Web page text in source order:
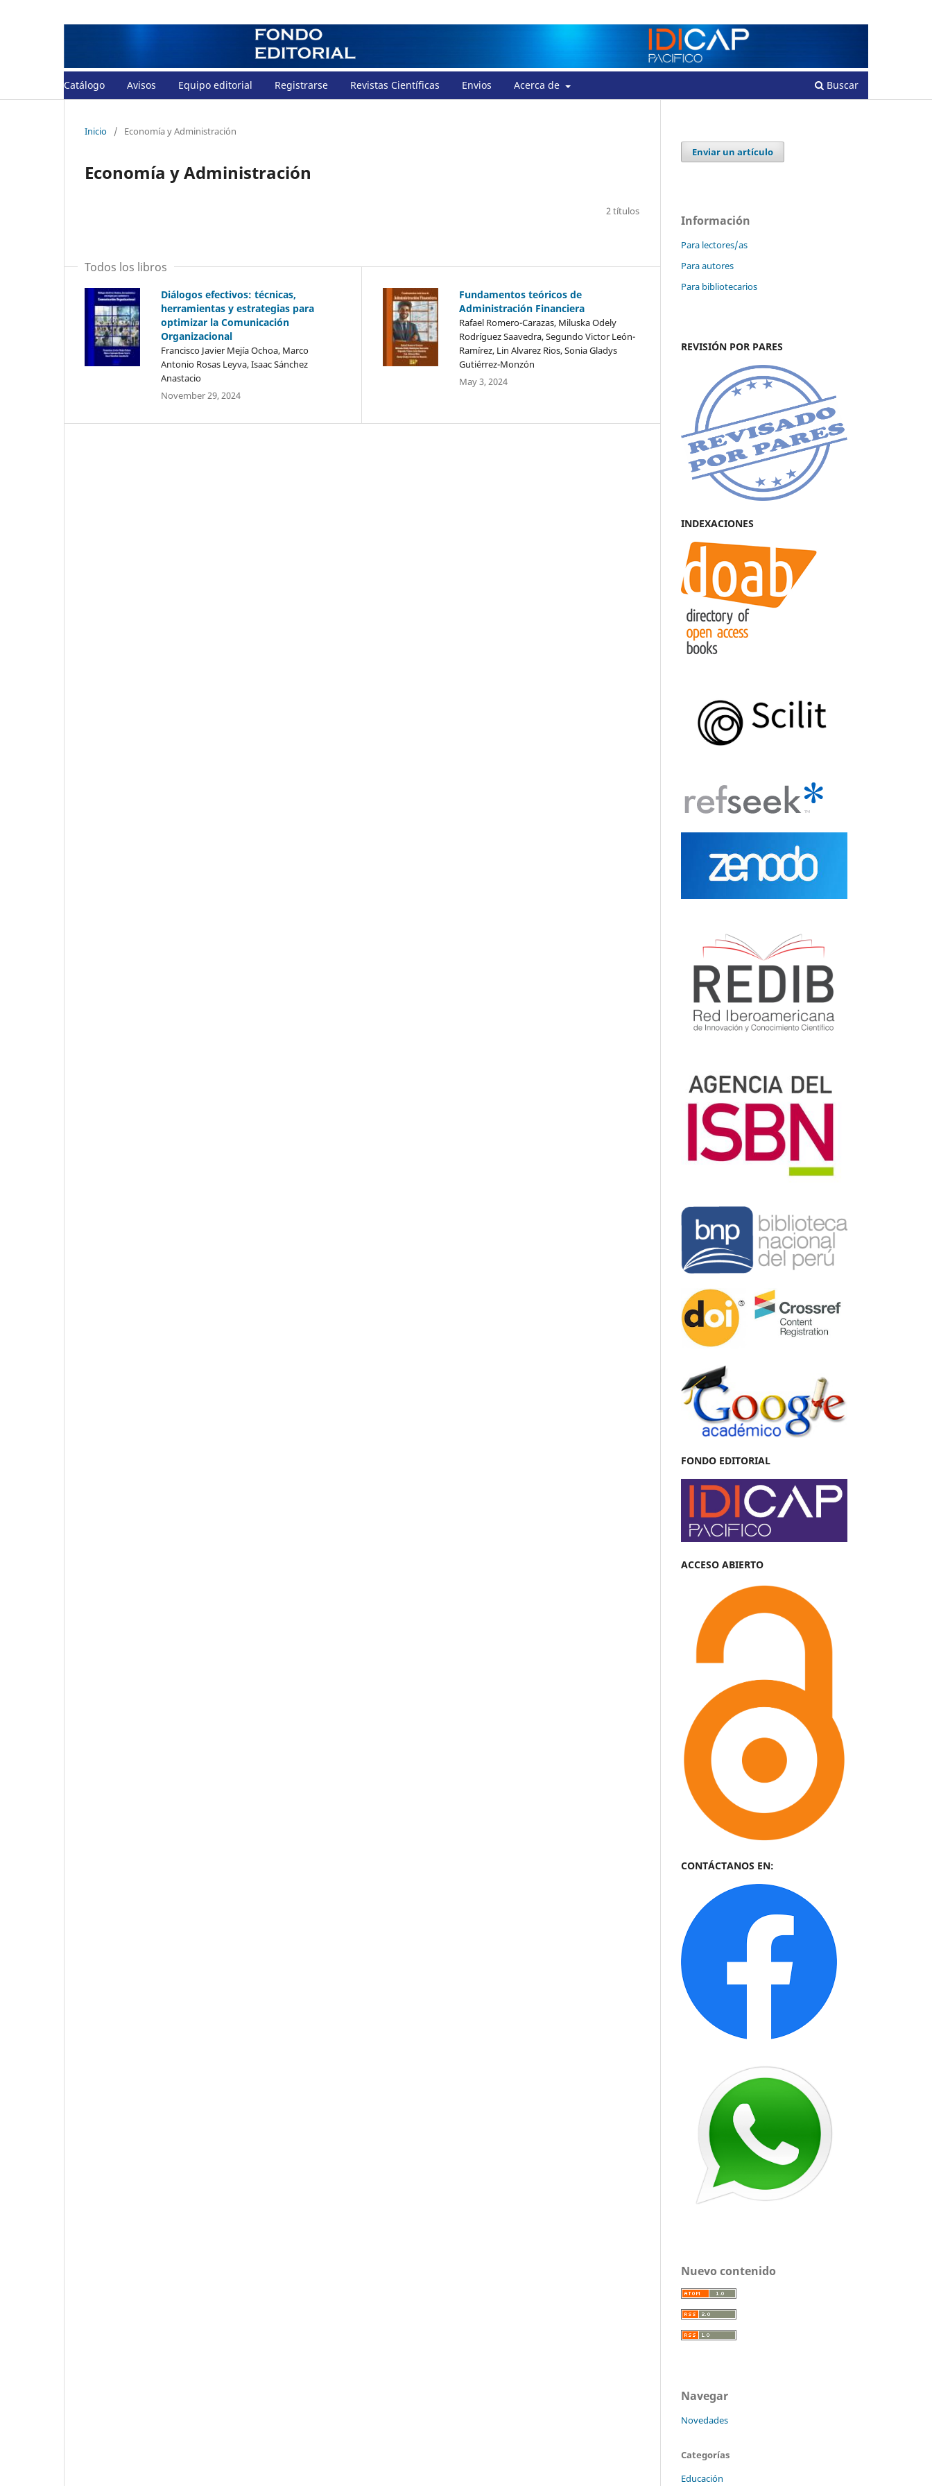
Catálogo Avisos Equipo editorial Registrarse Revistas Científicas Envios Acerca de Buscar
Inicio / Economía y Administración
Economía y Administración
2 títulos
Todos los libros
Diálogos efectivos: técnicas,
herramientas y estrategias para
optimizar la Comunicación
Organizacional
Francisco Javier Mejía Ochoa, Marco
Antonio Rosas Leyva, Isaac Sánchez
Anastacio
November 29, 2024
Fundamentos teóricos de
Administración Financiera
Rafael Romero-Carazas, Miluska Odely
Rodríguez Saavedra, Segundo Victor León-
Ramírez, Lin Alvarez Rios, Sonia Gladys
Gutiérrez-Monzón
May 3, 2024
Enviar un artículo
Información
Para lectores/as
Para autores
Para bibliotecarios
REVISIÓN POR PARES
INDEXACIONES
FONDO EDITORIAL
ACCESO ABIERTO
CONTÁCTANOS EN:
Nuevo contenido
Navegar
Novedades
Categorías
Educación